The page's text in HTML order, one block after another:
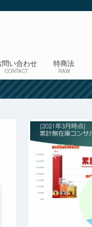
問い合わせ
CONTACT
特商法
RAW